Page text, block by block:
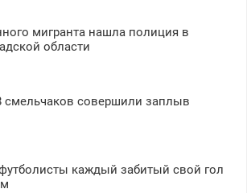
мигранта нашла полиция в
области
смельчаков совершили заплыв
каждый забитый свой гол